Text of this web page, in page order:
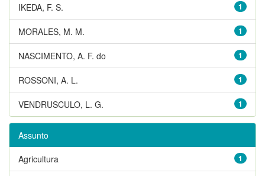
1
IKEDA, F. S.
1
MORALES, M. M.
1
NASCIMENTO, A. F. do
1
ROSSONI, A. L.
1
VENDRUSCULO, L. G.
Assunto
1
Agricultura